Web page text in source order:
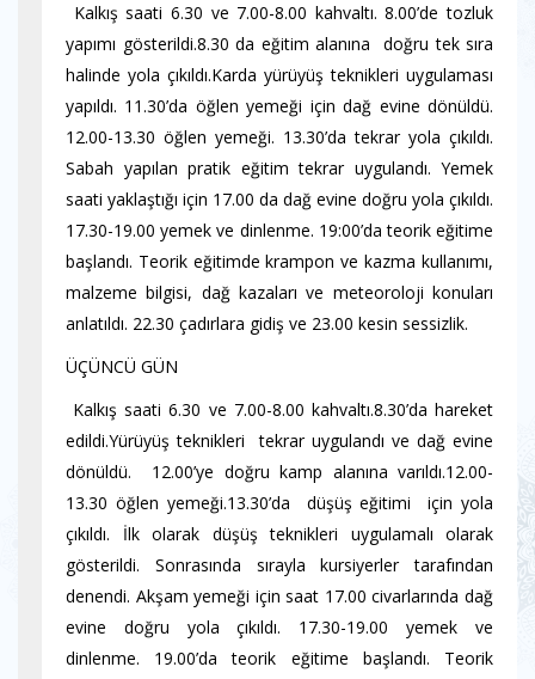
Kalkış saati 6.30 ve 7.00-8.00 kahvaltı. 8.00’de tozluk
yapımı gösterildi.8.30 da eğitim alanına doğru tek sıra
halinde yola çıkıldı.Karda yürüyüş teknikleri uygulaması
yapıldı. 11.30’da öğlen yemeği için dağ evine dönüldü.
12.00-13.30 öğlen yemeği. 13.30’da tekrar yola çıkıldı.
Sabah yapılan pratik eğitim tekrar uygulandı. Yemek
saati yaklaştığı için 17.00 da dağ evine doğru yola çıkıldı.
17.30-19.00 yemek ve dinlenme. 19:00’da teorik eğitime
başlandı. Teorik eğitimde krampon ve kazma kullanımı,
malzeme bilgisi, dağ kazaları ve meteoroloji konuları
anlatıldı. 22.30 çadırlara gidiş ve 23.00 kesin sessizlik.
ÜÇÜNCÜ GÜN
Kalkış saati 6.30 ve 7.00-8.00 kahvaltı.8.30’da hareket
edildi.Yürüyüş teknikleri tekrar uygulandı ve dağ evine
dönüldü. 12.00’ye doğru kamp alanına varıldı.12.00-
13.30 öğlen yemeği.13.30’da düşüş eğitimi için yola
çıkıldı. İlk olarak düşüş teknikleri uygulamalı olarak
gösterildi. Sonrasında sırayla kursiyerler tarafından
denendi. Akşam yemeği için saat 17.00 civarlarında dağ
evine doğru yola çıkıldı. 17.30-19.00 yemek ve
dinlenme. 19.00’da teorik eğitime başlandı. Teorik